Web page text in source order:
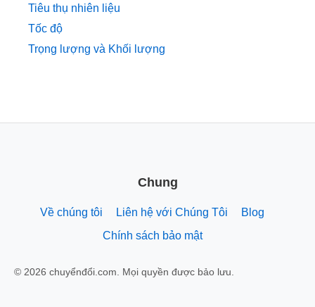
Tiêu thụ nhiên liệu
Tốc độ
Trọng lượng và Khối lượng
Chung
Về chúng tôi Liên hệ với Chúng Tôi
Blog
Chính sách bảo mật
© 2026 chuyểnđổi.com. Mọi quyền được bảo lưu.